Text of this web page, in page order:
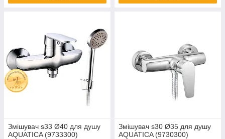
Змішувач s33 Ø40 для душу
AQUATICA (9733300)
Змішувач s30 Ø35 для душу
AQUATICA (9730300)